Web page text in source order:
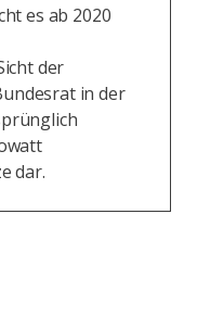
es ab 2020
der
in der
dar.